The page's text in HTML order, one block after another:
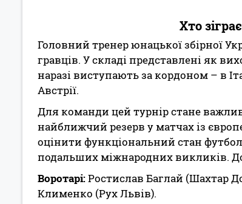
Хто
Головний тренер юнацької збірної
гравців. У складі представлені як
наразі виступають за кордоном – в
Австрії.
Для команди цей турнір стане
найближчий резерв у матчах із
оцінити функціональний стан
подальших міжнародних викликів.
Воротарі:Ростислав Баглай (Шахтар
Клименко (Рух Львів).